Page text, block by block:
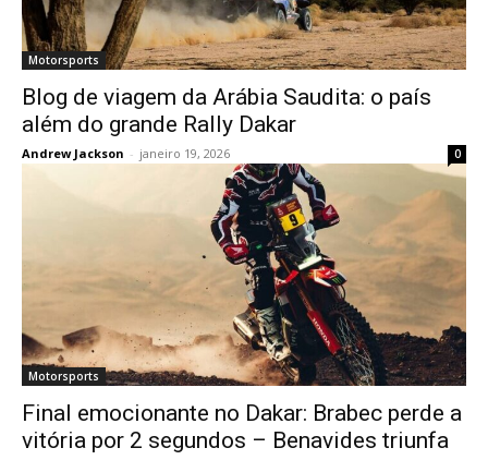
Motorsports
Blog de viagem da Arábia Saudita: o país
além do grande Rally Dakar
Andrew Jackson - janeiro 19, 2026 0
Motorsports
Final emocionante no Dakar: Brabec perde a
vitória por 2 segundos – Benavides triunfa